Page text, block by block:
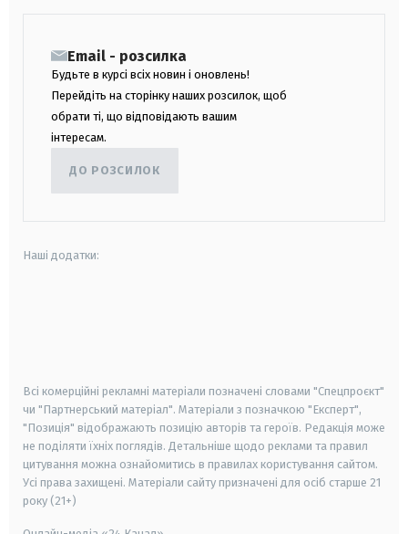
Email - розсилка
Будьте в курсі всіх новин і оновлень!
Перейдіть на сторінку наших розсилок, щоб
обрати ті, що відповідають вашим
інтересам.
ДО РОЗСИЛОК
Наші додатки:
Всі комерційні рекламні матеріали позначені словами "Спецпроєкт"
чи "Партнерський матеріал". Матеріали з позначкою "Експерт",
"Позиція" відображають позицію авторів та героїв. Редакція може
не поділяти їхніх поглядів. Детальніше щодо реклами та правил
цитування можна ознайомитись в правилах користування сайтом.
Усі права захищені. Матеріали сайту призначені для осіб старше 21
року (21+)